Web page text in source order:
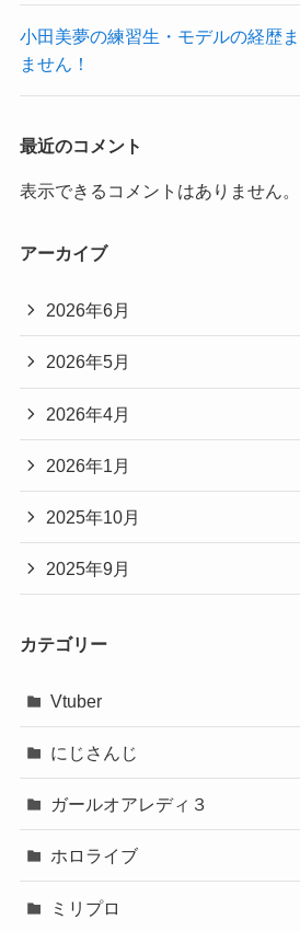
小田美夢の練習生・モデルの経歴
ません！
最近のコメント
表示できるコメントはありません。
アーカイブ
2026年6月
2026年5月
2026年4月
2026年1月
2025年10月
2025年9月
カテゴリー
Vtuber
にじさんじ
ガールオアレディ３
ホロライブ
ミリプロ